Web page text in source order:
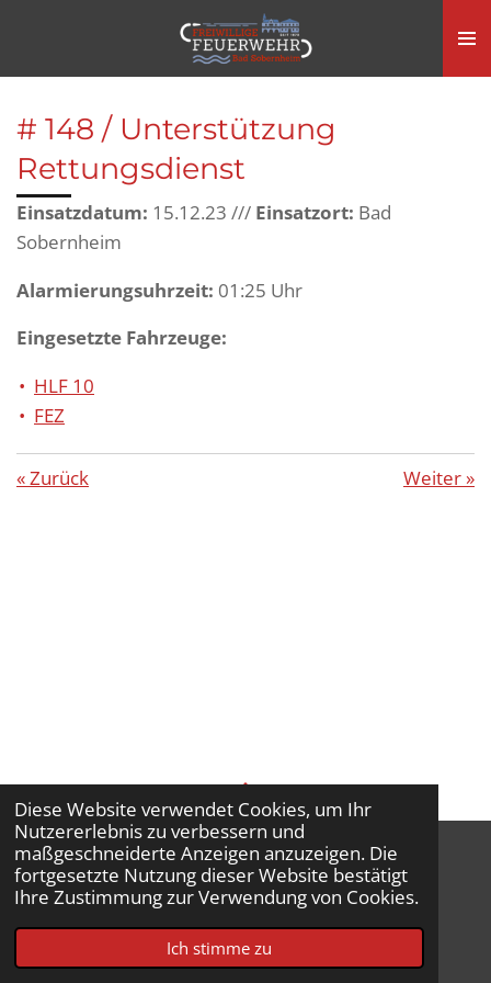
Diese Website verwendet Cookies, um Ihr
Nutzererlebnis zu verbessern und
maßgeschneiderte Anzeigen anzuzeigen. Die
fortgesetzte Nutzung dieser Website bestätigt
Ihre Zustimmung zur Verwendung von Cookies.
Ich stimme zu
springen
# 148 / Unterstützung
Rettungsdienst
Einsatzdatum: 15.12.23 /// Einsatzort: Bad
Sobernheim
Alarmierungsuhrzeit: 01:25 Uhr
Eingesetzte Fahrzeuge:
HLF 10
FEZ
«Zurück Weiter»
TOP
Impressum
© 2026 Feuerwehr Bad Sobernheim